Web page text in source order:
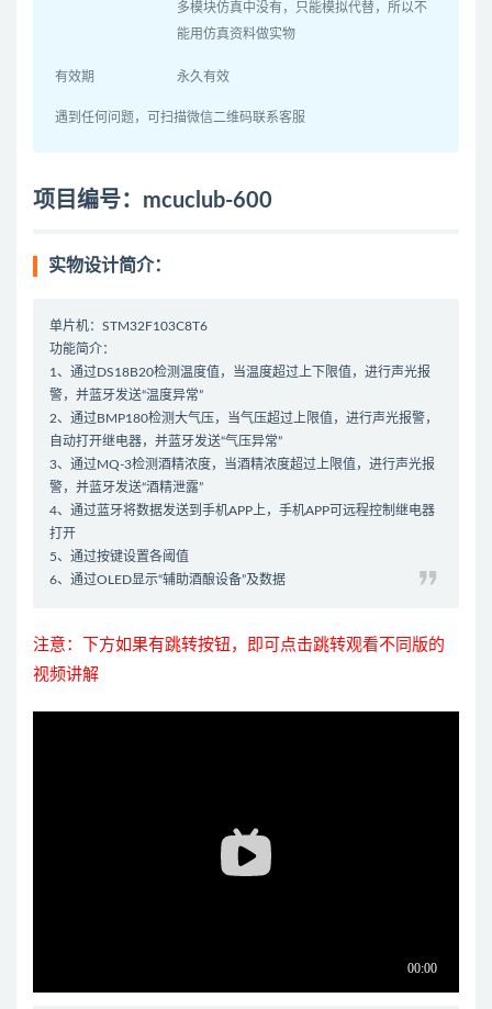
多模块仿真中没有，只能模拟代替，所以不
能用仿真资料做实物
有效期 永久有效
遇到任何问题，可扫描微信二维码联系客服
项目编号：mcuclub-600
实物设计简介：
单片机：STM32F103C8T6
功能简介：
1、通过DS18B20检测温度值，当温度超过上下限值，进行声光报
警，并蓝牙发送“温度异常”
2、通过BMP180检测大气压，当气压超过上限值，进行声光报警，
自动打开继电器，并蓝牙发送“气压异常”
3、通过MQ-3检测酒精浓度，当酒精浓度超过上限值，进行声光报
警，并蓝牙发送“酒精泄露”
4、通过蓝牙将数据发送到手机APP上，手机APP可远程控制继电器
打开
5、通过按键设置各阈值
6、通过OLED显示“辅助酒酿设备”及数据
注意：下方如果有跳转按钮，即可点击跳转观看不同版的
视频讲解